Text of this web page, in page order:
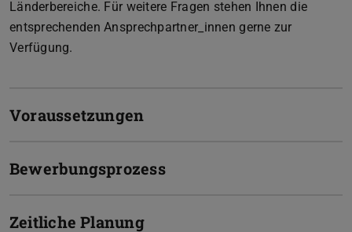
Länderbereiche. Für weitere Fragen stehen Ihnen die
entsprechenden Ansprechpartner_innen gerne zur
Verfügung.
Voraussetzungen
Bewerbungsprozess
Zeitliche Planung